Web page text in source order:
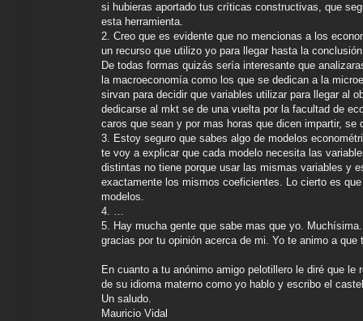
si hubieras aportado tus críticas constructivas, que
esta herramienta.
2. Creo que es evidente que no mencionas a los
un recurso que utilizo yo para llegar hasta la
De todas formas quizás sería interesante que
la macroeconomía como los que se dedican a la
sirvan para decidir que variables utilizar para llegar al
dedicarse al mkt se de una vuelta por la facultad de
caros que sean y por mas horas que dicen impartir, se
3. Estoy seguro que sabes algo de modelos
te voy a explicar que cada modelo necesita las
distintas no tiene porque usar las mismas variables y
exactamente los mismos coeficientes. Lo cierto es
modelos.
4. …
5. Hay mucha gente que sabe mas que yo.
gracias por tu opinión acerca de mi. Yo te animo a
En cuanto a tu anónimo amigo pelotillero le diré que le
de su idioma materno como yo hablo y escribo el
Un saludo.
Mauricio Vidal